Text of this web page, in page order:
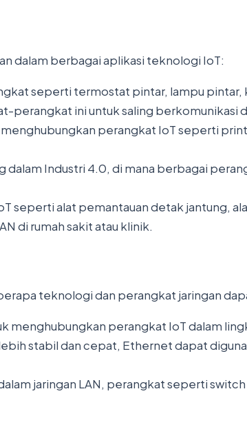
dalam berbagai aplikasi teknologi IoT:
seperti termostat pintar, lampu pintar,
perangkat ini untuk saling berkomunikasi
menghubungkan perangkat IoT seperti
dalam Industri 4.0, di mana berbagai
seperti alat pemantauan detak jantung,
di rumah sakit atau klinik.
teknologi dan perangkat jaringan
menghubungkan perangkat IoT dalam
stabil dan cepat, Ethernet dapat
jaringan LAN, perangkat seperti